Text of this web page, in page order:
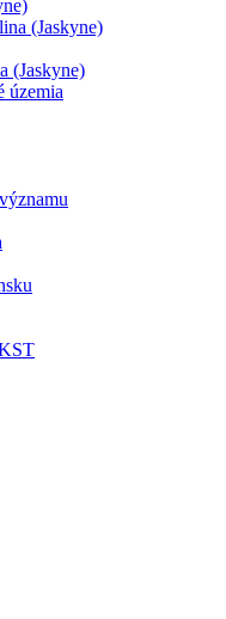
(Jaskyne)
(Jaskyne)
územia